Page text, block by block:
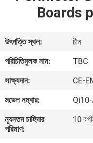
VR
প্রদর্শন
আমাদের
সম্পর্কে
Boards
উৎপত্তি স্থল:
চীন
পরিচিতিমুলক নাম:
TBC
সাক্ষ্যদান:
CE-
মডেল নম্বার:
ন্যূনতম চাহিদার
পরিমাণ:
10